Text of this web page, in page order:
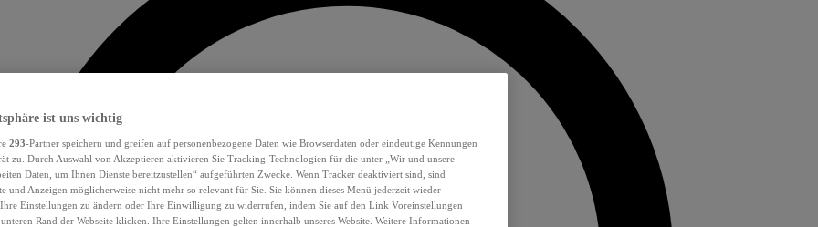
ist uns wichtig
293-Partner speichern und greifen auf personenbezogene Daten wie Browserdaten oder eindeutige Kennungen
zu. Durch Auswahl von Akzeptieren aktivieren Sie Tracking-Technologien für die unter „Wir und unsere
Daten, um Ihnen Dienste bereitzustellen“ aufgeführten Zwecke. Wenn Tracker deaktiviert sind, sind
und Anzeigen möglicherweise nicht mehr so relevant für Sie. Sie können dieses Menü jederzeit wieder
Einstellungen zu ändern oder Ihre Einwilligung zu widerrufen, indem Sie auf den Link Voreinstellungen
Rand der Webseite klicken. Ihre Einstellungen gelten innerhalb unseres Website. Weitere Informationen